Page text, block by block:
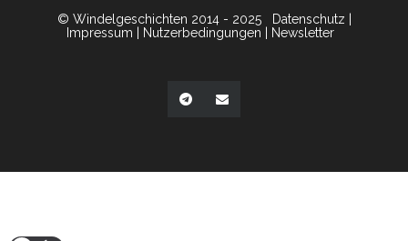
© Windelgeschichten 2014 - 2025 Datenschutz
Impressum
Nutzerbedingungen Newsletter